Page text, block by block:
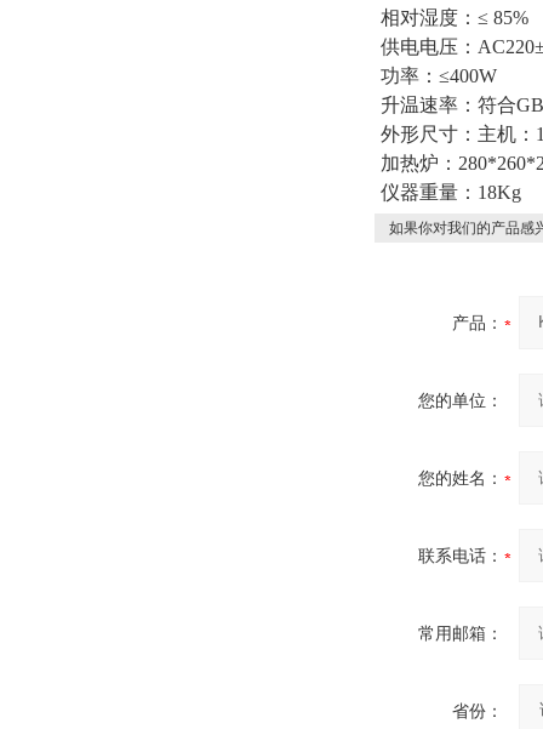
相对湿度：≤ 85%
供电电压：
功率：≤400W
升温速率：符合
外形尺寸：主机：
加热炉：
仪器重量：18Kg
如果你对我们的产品感
产品：
您的单位：
您的姓名：
联系电话：
常用邮箱：
省份：